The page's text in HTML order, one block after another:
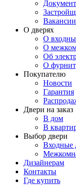
Вакансии
О дверях
О
О
Об
О
Покупателю
Новости
Гарантия
Двери на заказ
В дом
В
Выбор двери
Входные
Дизайнерам
Контакты
Где купить